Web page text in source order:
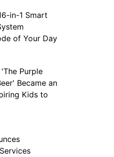
in-1 Smart
of Your Day
Purple
Became an
Kids to